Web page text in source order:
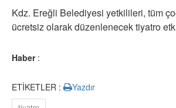
Kdz. Ereğli Belediyesi yetkilileri, tüm
ücretsiz olarak düzenlenecek tiyatro
Haber:
ETİKETLER : Yazdır